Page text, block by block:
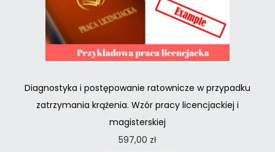
Diagnostyka i postępowanie ratownicze w przypadku
zatrzymania krążenia. Wzór pracy licencjackiej i
magisterskiej
597,00 zł